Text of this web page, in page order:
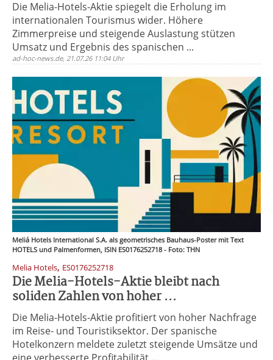
Die Melia-Hotels-Aktie spiegelt die Erholung im
internationalen Tourismus wider. Höhere
Zimmerpreise und steigende Auslastung stützen
Umsatz und Ergebnis des spanischen ...
ad-hoc-news.de, 21.07.26 11:04 Uhr
Meliá Hotels International S.A. als geometrisches Bauhaus-Poster mit Text
HOTELS und Palmenformen, ISIN ES0176252718 - Foto: THN
Melia Hotels, ES0176252718
Die Melia-Hotels-Aktie bleibt nach
soliden Zahlen von hoher ...
Die Melia-Hotels-Aktie profitiert von hoher Nachfrage
im Reise- und Touristiksektor. Der spanische
Hotelkonzern meldete zuletzt steigende Umsätze und